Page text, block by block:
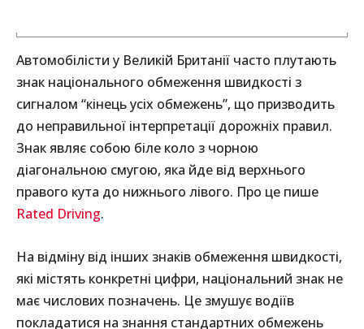
Автомобілісти у Великій Британії часто плутають
знак національного обмеження швидкості з
сигналом “кінець усіх обмежень”, що призводить
до неправильної інтерпретації дорожніх правил.
Знак являє собою біле коло з чорною
діагональною смугою, яка йде від верхнього
правого кута до нижнього лівого. Про це пише
Rated Driving.
На відміну від інших знаків обмеження швидкості,
які містять конкретні цифри, національний знак не
має числових позначень. Це змушує водіїв
покладатися на знання стандартних обмежень